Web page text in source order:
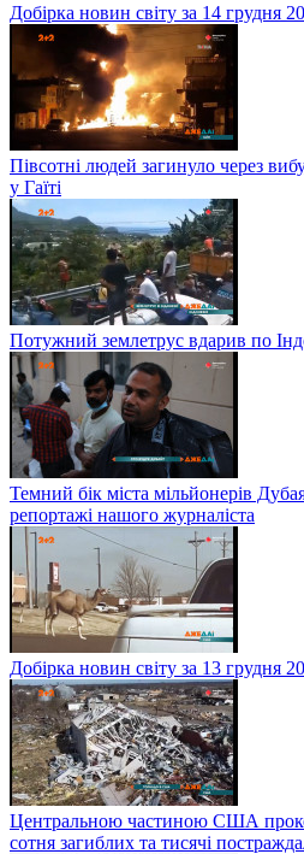
Добірка новин світу за 14 грудня
Півсотні людей загинуло через
у Гаїті
Потужний землетрус вдарив по
Темний бік міста мільйонерів
репортажі нашого журналіста
Добірка новин світу за 13 грудня
Центральною частиною США
сотня загиблих та тисячі